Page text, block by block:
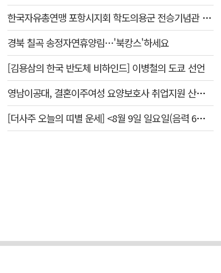
한국자유총연맹 포항시지회 학도의용군 전승기념관 방문
경북 칠곡 송정자연휴양림…'북캉스'하세요
[김용삼의 한국 반도체 비하인드] 이병철의 도쿄 선언
영남이공대, 결혼이주여성 요양보호사 취업지원 산학협력 포럼
[더사주 오늘의 띠별 운세] <8월 9일 일요일(음력 6월27일)>